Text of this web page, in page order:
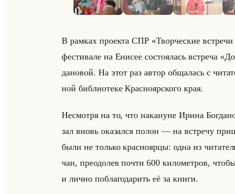
В рам­ках про­ек­та СПР «Творческие
фе­сти­ва­ле на Ени­сее со­сто­ялась встре­ча
да­но­вой. На этот раз автор об­ща­лась с
ной биб­лио­те­ке Крас­но­яр­ско­го края.
Несмот­ря на то, что на­ка­нуне Ирина
зал вновь ока­зал­ся полон — на встре­чу
были не только крас­но­яр­цы: одна из
чан, пре­одо­лев почти 600 ки­ло­мет­ров,
и лично по­бла­го­да­рить её за книги.